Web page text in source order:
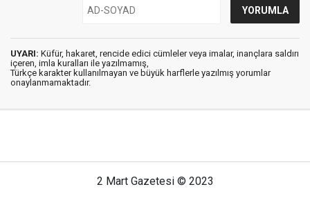
UYARI: Küfür, hakaret, rencide edici cümleler veya imalar, inançlara saldırı
içeren, imla kuralları ile yazılmamış,
Türkçe karakter kullanılmayan ve büyük harflerle yazılmış yorumlar
onaylanmamaktadır.
2 Mart Gazetesi © 2023